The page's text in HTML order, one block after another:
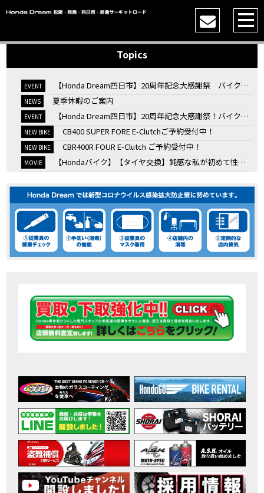
Topics
EVENT 【Honda Dream四日市】20周年記念大感謝祭 バイク女子トークショー
NEWS 夏季休暇のご案内
EVENT 【Honda Dream四日市】20周年記念大感謝祭！バイク女子トークショー
NEW BIKE CB400 SUPER FORE E-Clutchご予約受付中！
NEW BIKE CBR400R FOUR E-Clutch ご予約受付中！
MOVIE 【Hondaバイク】【タイヤ交換】鈍感な私が初めて性能を実感した【三重県】【Honda DREAM】
EVENT KOOD クロモリアクスルシャフトお客様のバイクで体感試走
MOVIE 【三重→香川】このバイク、なんだと思いますか？【ホンダ バイク】【Honda DREAM】【三重県】
EVENT “コカ・コーラ”鈴鹿８時間耐久ロードレース 第47回大会「TSR応援席プレミアムチケット販売開始！」
MOVIE 【ホンダ バイク】バイクを長持ちさせる洗車を教えてもらった【プロの裏ワザ】
MOVIE 【ホンダ バイク】CRF1100L Africa Twinは女性ライダーでも快適か？四国ツーリング【X-ADVオーナー目線】
MOVIE 【ホンダ バイク】 ホンダドリーム鈴鹿の未公開シーン【モトベはつこ】
MOVIE 最新のアフリカツインどう？妹とHondaDreamのバイク全部見た結果｜Honda SuperCub
MOVIE 【ホンダ バイク】「ボカロ文化」を知ろう ナビゲーションをスキップ 検索 作成 6 アバターの画像 三重県を巡る女性ライダーの4日間！ポケふた全制覇ツーリング Honda CB1000F
CAMPAIGN 免許取得サポートキャンペーン実施中！
EVENT ［三重県下最大級のバイクイベント］2026MIE BIKE FES開催
MOVIE 【ホンダ バイク】【バイク女子】怖くて乗れなかったあの憧れバイク、ついに乗ります！
MOVIE 【ホンダ バイク】バイクが動かなくなった…原因不明で入院します
CAMPAIGN Rebel 250 E-Clutch シリーズ 洋用品購入サポートキャンペーン
MOVIE 【ホンダ バイク】CB1000F 4台で三重県ツーリング！梅本まどかさん、MIISAさんと一日笑った【ポケふた】Honda
MOVIE 【ホンダ バイク】【GB350C S】梅本まどかさんと三重県ツーリング満喫しました！ポケふた探し第1弾【モトブログ】
MOVIE 【ホンダドリーム新春初売り特別企画】のご紹介！！